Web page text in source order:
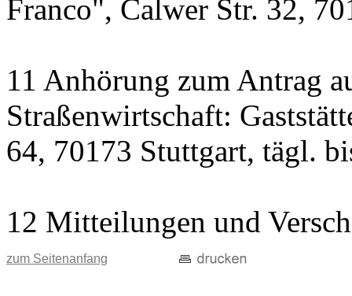
Franco", Calwer Str. 32,
11 Anhörung zum Antrag
Straßenwirtschaft:
64, 70173 Stuttgart, tägl.
12 Mitteilungen und
zum Seitenanfang